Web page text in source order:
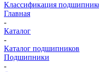
Классификация
Главная
-
Каталог
-
Каталог подшипников
Подшипники
-